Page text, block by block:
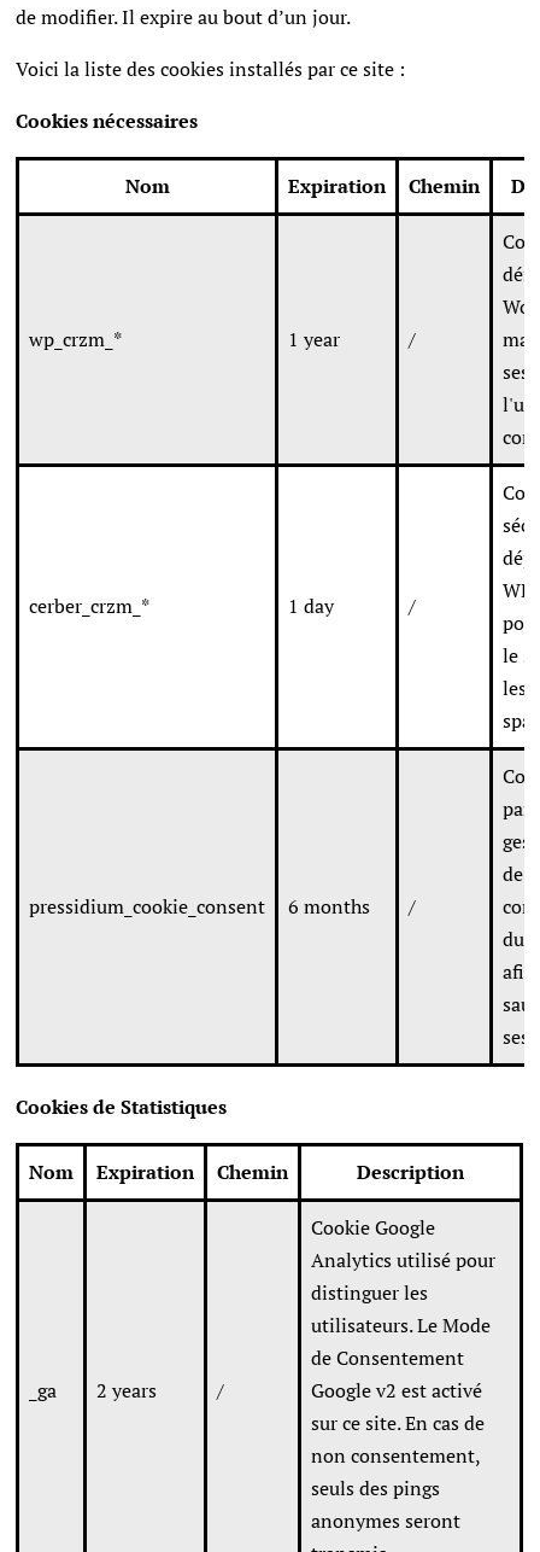
de modifier. Il expire au bout d’un jour.
Voici la liste des cookies installés par ce site :
Cookies nécessaires
Nom Expiration Chemin
wp_crzm_* 1 year /
cerber_crzm_* 1 day /
WP
le
les
pressidium_cookie_consent 6 months /
par
de
du
afin
ses
Cookies de Statistiques
Nom Expiration Chemin Description
_ga 2 years /
Cookie Google
Analytics utilisé pour
distinguer les
utilisateurs. Le Mode
de Consentement
Google v2 est activé
sur ce site. En cas de
non consentement,
seuls des pings
anonymes seront